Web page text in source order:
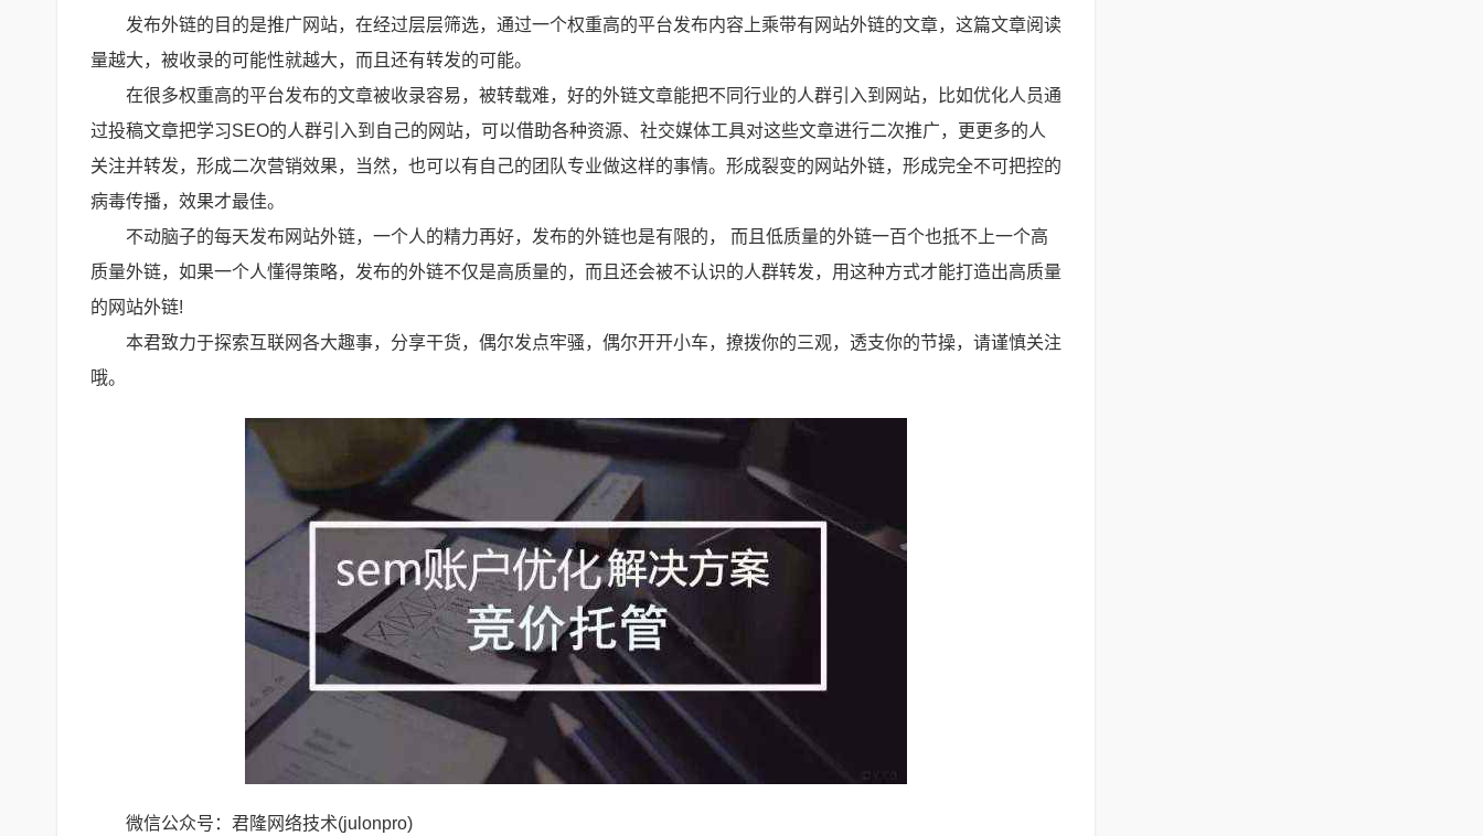
发布外链的目的是推广网站，在经过层层筛选，通过一个权重高的平台发布内容上乘带有网站外链的文章，这篇文章阅读
量越大，被收录的可能性就越大，而且还有转发的可能。
在很多权重高的平台发布的文章被收录容易，被转载难，好的外链文章能把不同行业的人群引入到网站，比如优化人员通
过投稿文章把学习SEO的人群引入到自己的网站，可以借助各种资源、社交媒体工具对这些文章进行二次推广，更更多的人
关注并转发，形成二次营销效果，当然，也可以有自己的团队专业做这样的事情。形成裂变的网站外链，形成完全不可把控的
病毒传播，效果才最佳。
不动脑子的每天发布网站外链，一个人的精力再好，发布的外链也是有限的， 而且低质量的外链一百个也抵不上一个高
质量外链，如果一个人懂得策略，发布的外链不仅是高质量的，而且还会被不认识的人群转发，用这种方式才能打造出高质量
的网站外链!
本君致力于探索互联网各大趣事，分享干货，偶尔发点牢骚，偶尔开开小车，撩拨你的三观，透支你的节操，请谨慎关注
哦。
微信公众号：君隆网络技术(julonpro)